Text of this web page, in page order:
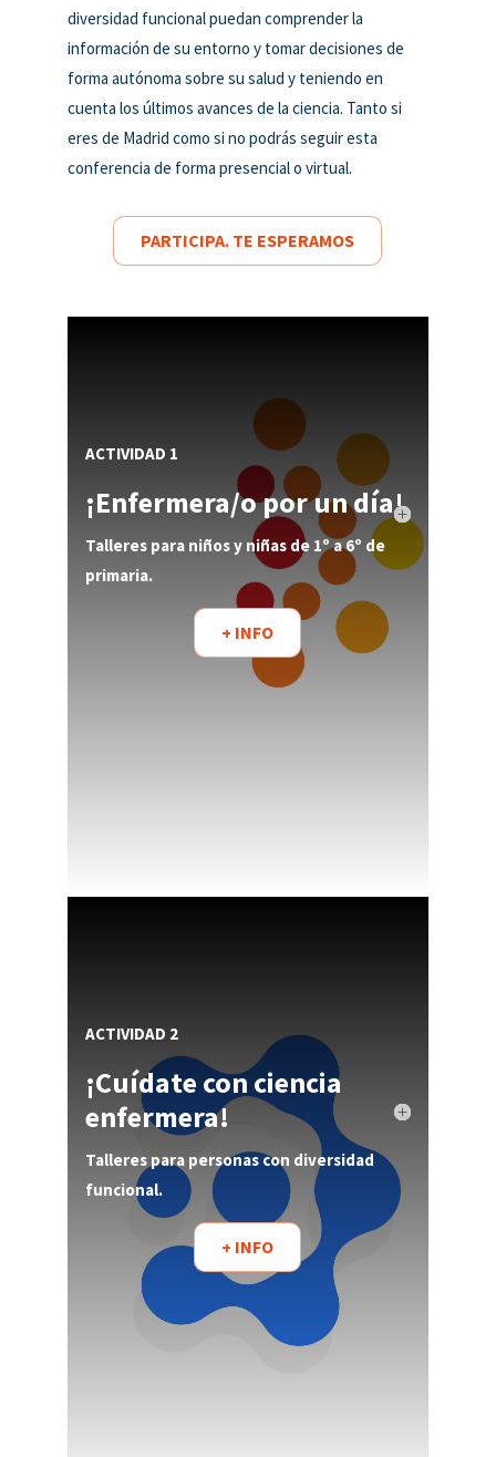
diversidad funcional puedan comprender la
información de su entorno y tomar decisiones de
forma autónoma sobre su salud y teniendo en
cuenta los últimos avances de la ciencia. Tanto si
eres de Madrid como si no podrás seguir esta
conferencia de forma presencial o virtual.
PARTICIPA. TE ESPERAMOS
ACTIVIDAD 1
¡Enfermera/o por un día!
Talleres para niños y niñas de 1º a 6º de
primaria.
+ INFO
ACTIVIDAD 2
¡Cuídate con ciencia
enfermera!
Talleres para personas con diversidad
funcional.
+ INFO